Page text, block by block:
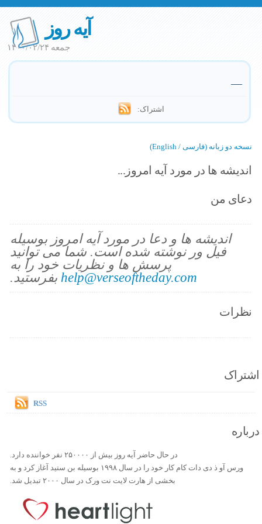
آیه روز
جمعه ۱۴۰۰/۰۲/۲۴
—
اشتراک:
نسخه دو زبانه (فارسی / English)
اندیشه ها در مورد آیه امروز...
دعای من
اندیشه ها و دعا در مورد آیه امروز بوسیله
فیل ور نوشته شده است. شما می توانید
پرسش ها و نظریات خود را به
help@verseoftheday.com بفرستید.
نظرات
اشتراک
RSS
درباره
در حال حاضر آیه روز بیش از ۲۵۰۰۰۰ نفر خواننده دارد.
ورس آو ذ دی دات کام کار خود را در سال ۱۹۹۸ بوسیله بن ستید آغاز کرد و به
بخشی از هارت لایت نت ورک در سال ۲۰۰۰ تبدیل شد.